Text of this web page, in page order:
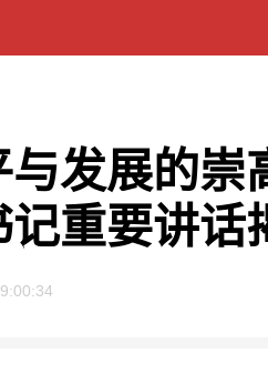
与发展的
记重要讲话